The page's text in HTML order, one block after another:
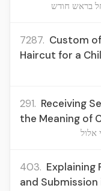
בראש חודש
7287. Custom
Haircut for a
291. Receiving
the Meaning of
אלול
403. Explaining
and Submission